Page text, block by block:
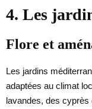
4. Les
Flore et
Les jardins
adaptées au climat
lavandes, des cyprès